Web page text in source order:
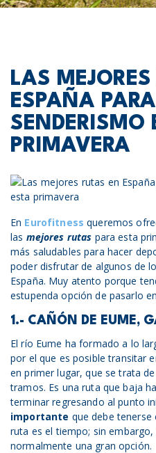
LAS
ESPAÑA
SENDERISMO
PRIMAVERA
En Eurofitness queremos
las mejores rutas para esta
más saludables para hacer
poder disfrutar de algunos de
España. Muy atento porque
estupenda opción de pasarlo
1.- CAÑÓN DE EUME,
El río Eume ha formado a lo
por el que es posible transitar
en primer lugar, que se trata
tramos. Es una ruta que baja
terminar regresando al punto
importante que debe tenerse
ruta es el tiempo; sin
normalmente una gran opción.